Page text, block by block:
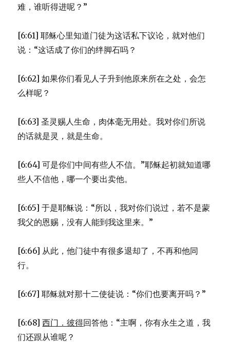
(LUK
难，谁听得进呢？”
[6:61] 耶稣心里知道门徒为这话私下议论，就对他们
说：“这话成了你们的绊脚石吗？
[6:62] 如果你们看见人子升到他原来所在之处，会怎
么样呢？
[6:63] 圣灵赐人生命，肉体毫无用处。我对你们所说
的话就是灵，就是生命。
[6:64] 可是你们中间有些人不信。”耶稣起初就知道哪
些人不信他，哪一个要出卖他。
[6:65] 于是耶稣说：“所以，我对你们说过，若不是蒙
我父的恩赐，没有人能到我这里来。”
[6:66] 从此，他门徒中有很多退却了，不再和他同
行。
[6:67] 耶稣就对那十二使徒说：“你们也要离开吗？”
[6:68]西门．彼得回答他：“主啊，你有永生之道，我
们还跟从谁呢？